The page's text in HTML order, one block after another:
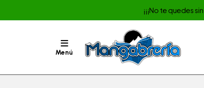
¡¡¡No te quedes
Menú